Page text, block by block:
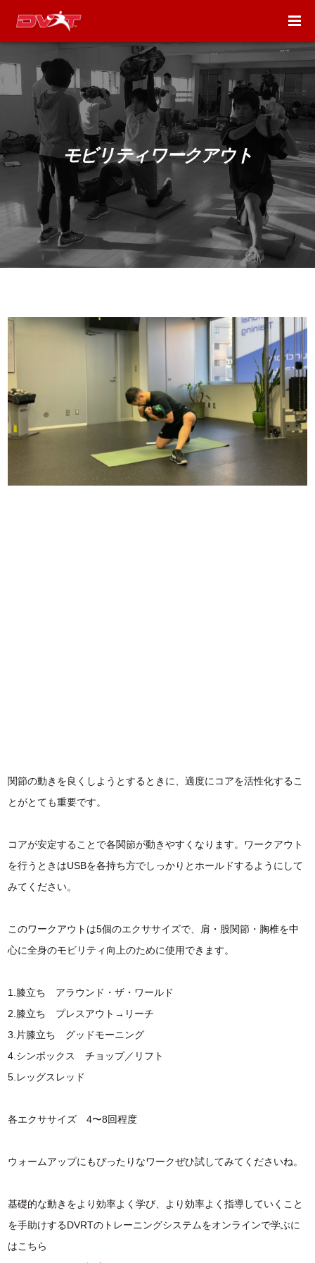
モビリティワークアウト
関節の動きを良くしようとするときに、適度にコアを活性化するこ
とがとても重要です。
コアが安定することで各関節が動きやすくなります。ワークアウト
を行うときはUSBを各持ち方でしっかりとホールドするようにして
みてください。
このワークアウトは5個のエクササイズで、肩・股関節・胸椎を中
心に全身のモビリティ向上のために使用できます。
1.膝立ち アラウンド・ザ・ワールド
2.膝立ち プレスアウト→リーチ
3.片膝立ち グッドモーニング
4.シンボックス チョップ／リフト
5.レッグスレッド
各エクササイズ 4〜8回程度
ウォームアップにもぴったりなワークぜひ試してみてくださいね。
基礎的な動きをより効率よく学び、より効率よく指導していくこと
を手助けするDVRTのトレーニングシステムをオンラインで学ぶに
はこちら